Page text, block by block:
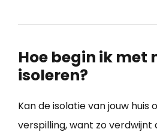
Hoe begin ik met
isoleren?
Kan de isolatie van jouw huis
verspilling, want zo